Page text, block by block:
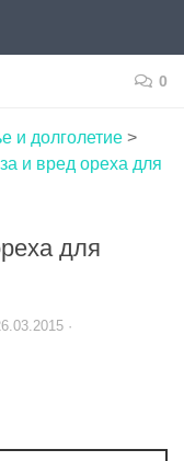
0
и долголетие >
и вред ореха для
для
·